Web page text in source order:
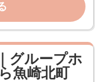
グループホ
魚崎北町